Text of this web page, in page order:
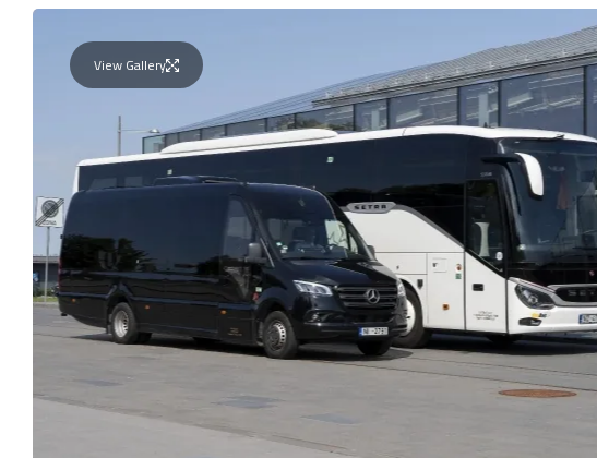
View Gallery